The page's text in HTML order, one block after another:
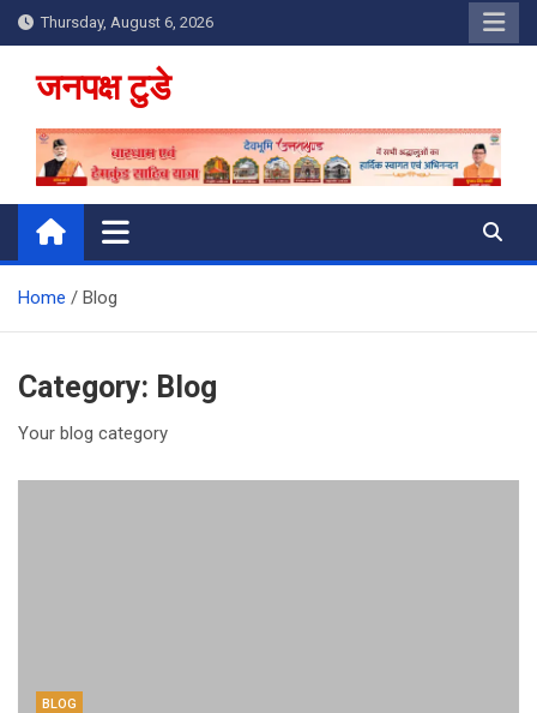
Skip
to
content
Thursday, August 6, 2026
जनपक्ष टुडे
Home Blog
Category: Blog
Your blog category
BLOG